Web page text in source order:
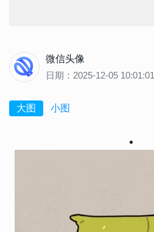
微信头像
日期：2025-12-05 10:01:01
大图 小图